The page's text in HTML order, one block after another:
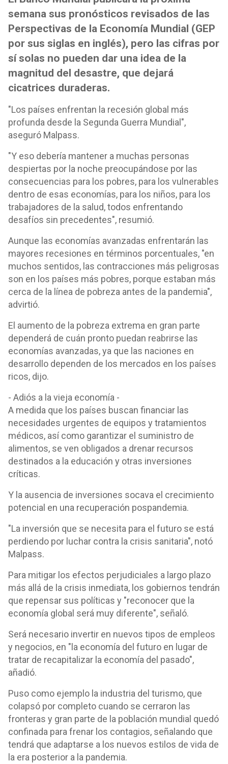
semana sus pronósticos revisados de las
Perspectivas de la Economía Mundial (GEP
por sus siglas en inglés), pero las cifras por
sí solas no pueden dar una idea de la
magnitud del desastre, que dejará
cicatrices duraderas.
"Los países enfrentan la recesión global más
profunda desde la Segunda Guerra Mundial",
aseguró Malpass.
"Y eso debería mantener a muchas personas
despiertas por la noche preocupándose por las
consecuencias para los pobres, para los vulnerables
dentro de esas economías, para los niños, para los
trabajadores de la salud, todos enfrentando
desafíos sin precedentes", resumió.
Aunque las economías avanzadas enfrentarán las
mayores recesiones en términos porcentuales, "en
muchos sentidos, las contracciones más peligrosas
son en los países más pobres, porque estaban más
cerca de la línea de pobreza antes de la pandemia",
advirtió.
El aumento de la pobreza extrema en gran parte
dependerá de cuán pronto puedan reabrirse las
economías avanzadas, ya que las naciones en
desarrollo dependen de los mercados en los países
ricos, dijo.
- Adiós a la vieja economía -
A medida que los países buscan financiar las
necesidades urgentes de equipos y tratamientos
médicos, así como garantizar el suministro de
alimentos, se ven obligados a drenar recursos
destinados a la educación y otras inversiones
críticas.
Y la ausencia de inversiones socava el crecimiento
potencial en una recuperación pospandemia.
"La inversión que se necesita para el futuro se está
perdiendo por luchar contra la crisis sanitaria", notó
Malpass.
Para mitigar los efectos perjudiciales a largo plazo
más allá de la crisis inmediata, los gobiernos tendrán
que repensar sus políticas y "reconocer que la
economía global será muy diferente", señaló.
Será necesario invertir en nuevos tipos de empleos
y negocios, en "la economía del futuro en lugar de
tratar de recapitalizar la economía del pasado",
añadió.
Puso como ejemplo la industria del turismo, que
colapsó por completo cuando se cerraron las
fronteras y gran parte de la población mundial quedó
confinada para frenar los contagios, señalando que
tendrá que adaptarse a los nuevos estilos de vida de
la era posterior a la pandemia.